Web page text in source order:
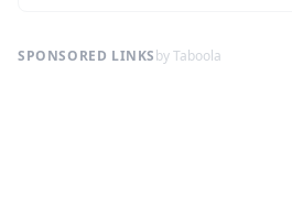
SPONSORED LINKSby Taboola